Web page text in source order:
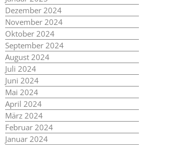
Dezember 2024
November 2024
Oktober 2024
September 2024
August 2024
Juli 2024
Juni 2024
Mai 2024
April 2024
März 2024
Februar 2024
Januar 2024